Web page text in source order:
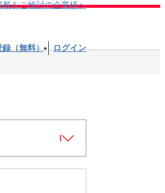
載をご検討の企業様へ
録（無料） ログイン